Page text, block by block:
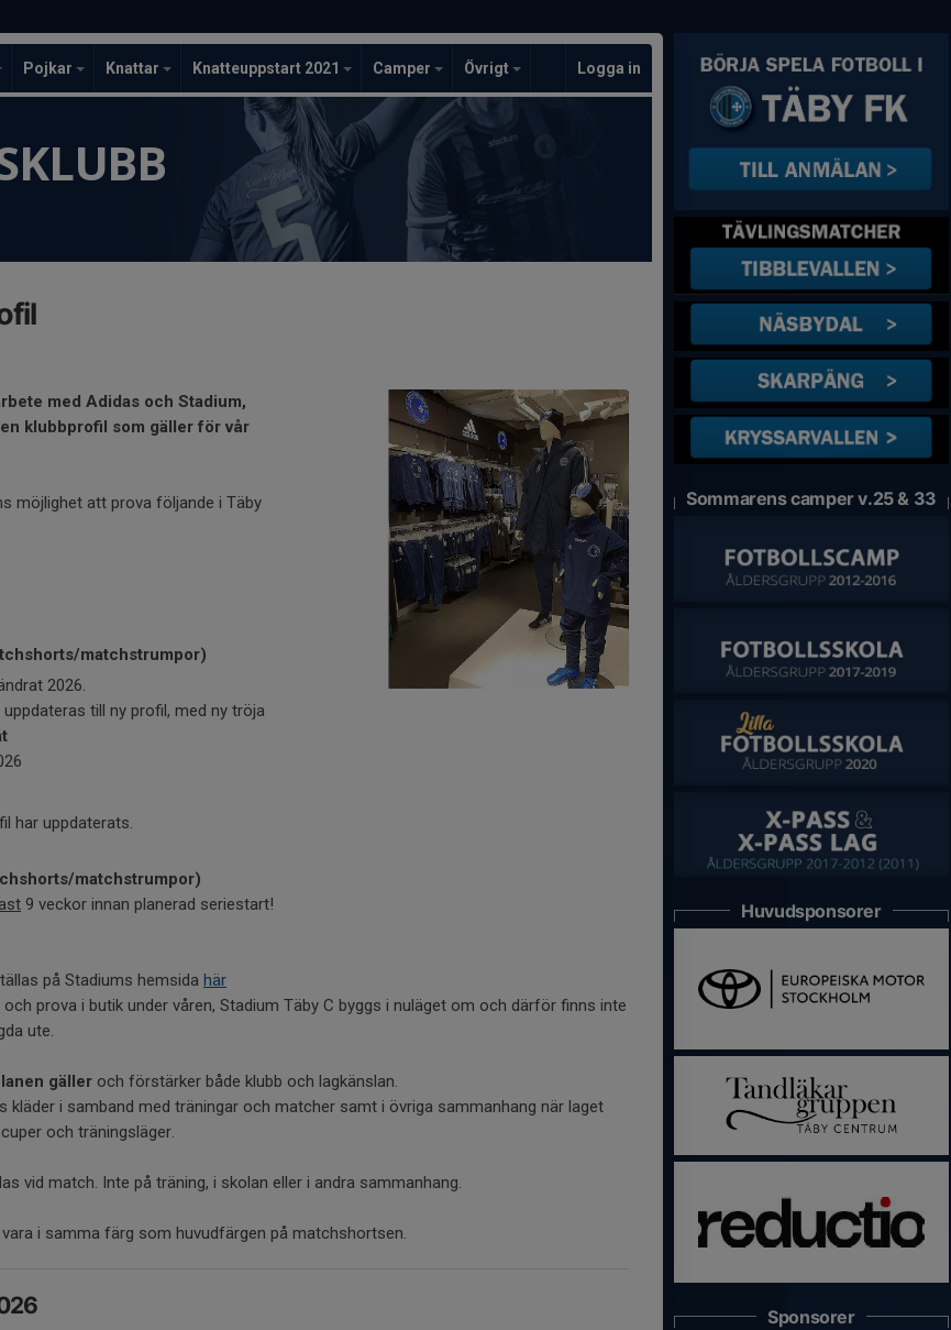
Pojkar Knattar Knatteuppstart 2021 Camper Övrigt Logga in
med Adidas och Stadium,
klubbprofil som gäller för vår
möjlighet att prova följande i Täby
matchstrumpor)
2026.
till ny profil, med ny tröja
har uppdaterats.
matchstrumpor)
9 veckor innan planerad seriestart!
på Stadiums hemsida här
prova i butik under våren, Stadium Täby C byggs i nuläget om och därför finns inte
ute.
gäller och förstärker både klubb och lagkänslan.
kläder i samband med träningar och matcher samt i övriga sammanhang när laget
och träningsläger.
vid match. Inte på träning, i skolan eller i andra sammanhang.
i samma färg som huvudfärgen på matchshortsen.
Sommarens camper v.25 & 33
Huvudsponsorer
Sponsorer